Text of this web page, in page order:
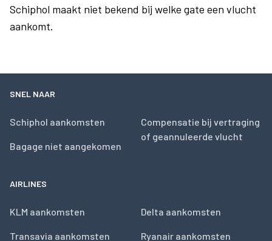
Schiphol maakt niet bekend bij welke gate een vlucht
aankomt.
SNEL NAAR
Schiphol aankomsten
Bagage niet aangekomen
Compensatie bij vertraging
of geannuleerde vlucht
AIRLINES
KLM aankomsten
Transavia aankomsten
Delta aankomsten
Ryanair aankomsten